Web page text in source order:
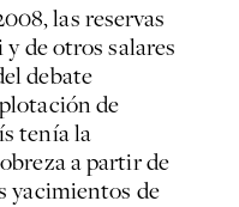
las reservas
de otros salares
debate
de
tenía la
a partir de
yacimientos de